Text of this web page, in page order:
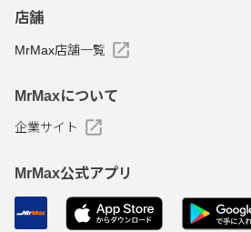
店舗
MrMax店舗一覧
MrMaxについて
企業サイト
MrMax公式アプリ